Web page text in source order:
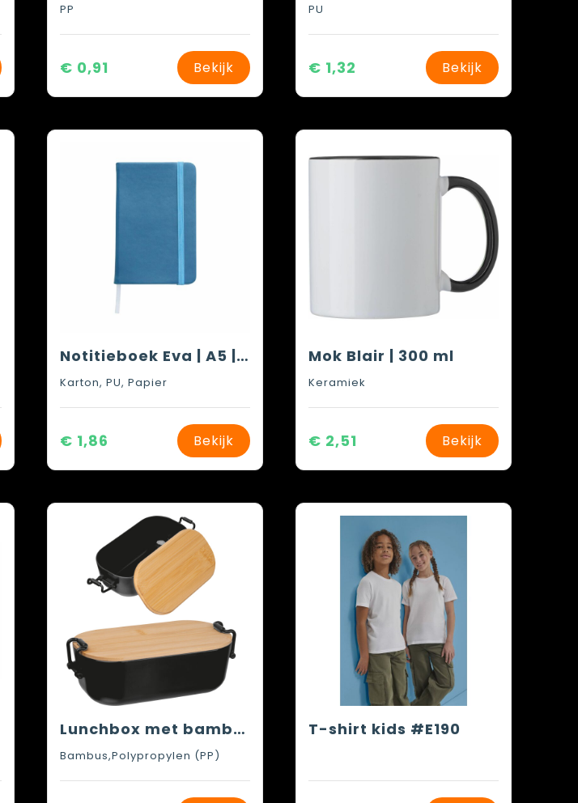
PP
€ 0,91 Bekijk
PU
€ 1,32 Bekijk
Notitieboek Eva | A5 | Gelinieerd
Karton, PU, Papier
€ 1,86 Bekijk
Mok Blair | 300 ml
Keramiek
€ 2,51 Bekijk
Lunchbox met bamboe deksel en clipsluiting
Bambus,Polypropylen (PP)
T-shirt kids #E190